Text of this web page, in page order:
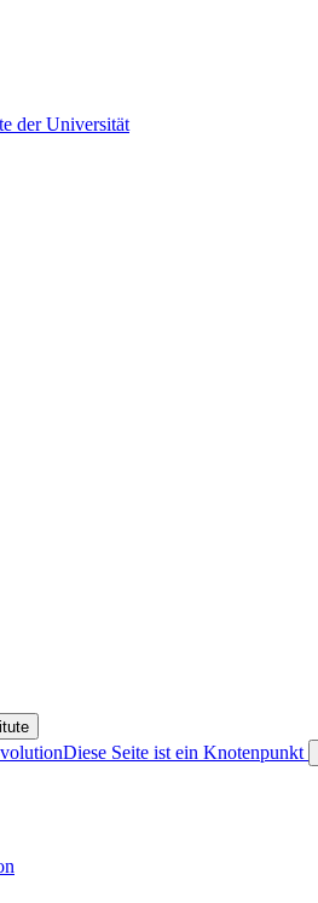
der Universität
Diese Seite ist ein Knotenpunkt